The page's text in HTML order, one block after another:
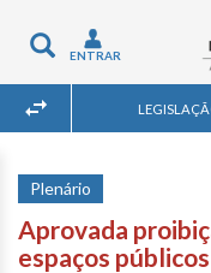
Toggle
navigation
ENTRAR
Plenário
Aprovada
espaços